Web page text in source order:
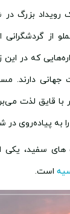
رویداد بزرگ
از
که در این
دارند.
قایق لذت
به پیاده‌روی
سفید، یکی
است.